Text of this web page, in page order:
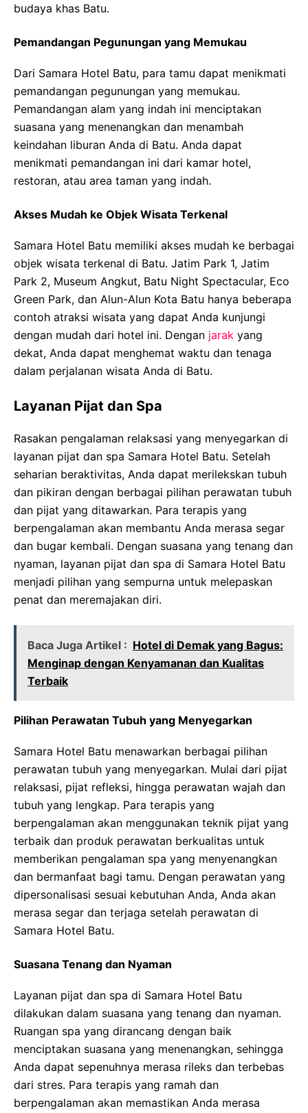
budaya khas Batu.
Pemandangan Pegunungan yang Memukau
Dari Samara Hotel Batu, para tamu dapat menikmati
pemandangan pegunungan yang memukau.
Pemandangan alam yang indah ini menciptakan
suasana yang menenangkan dan menambah
keindahan liburan Anda di Batu. Anda dapat
menikmati pemandangan ini dari kamar hotel,
restoran, atau area taman yang indah.
Akses Mudah ke Objek Wisata Terkenal
Samara Hotel Batu memiliki akses mudah ke berbagai
objek wisata terkenal di Batu. Jatim Park 1, Jatim
Park 2, Museum Angkut, Batu Night Spectacular, Eco
Green Park, dan Alun-Alun Kota Batu hanya beberapa
contoh atraksi wisata yang dapat Anda kunjungi
dengan mudah dari hotel ini. Dengan jarak yang
dekat, Anda dapat menghemat waktu dan tenaga
dalam perjalanan wisata Anda di Batu.
Layanan Pijat dan Spa
Rasakan pengalaman relaksasi yang menyegarkan di
layanan pijat dan spa Samara Hotel Batu. Setelah
seharian beraktivitas, Anda dapat merilekskan tubuh
dan pikiran dengan berbagai pilihan perawatan tubuh
dan pijat yang ditawarkan. Para terapis yang
berpengalaman akan membantu Anda merasa segar
dan bugar kembali. Dengan suasana yang tenang dan
nyaman, layanan pijat dan spa di Samara Hotel Batu
menjadi pilihan yang sempurna untuk melepaskan
penat dan meremajakan diri.
Baca Juga Artikel : Hotel di Demak yang Bagus:
Menginap dengan Kenyamanan dan Kualitas
Terbaik
Pilihan Perawatan Tubuh yang Menyegarkan
Samara Hotel Batu menawarkan berbagai pilihan
perawatan tubuh yang menyegarkan. Mulai dari pijat
relaksasi, pijat refleksi, hingga perawatan wajah dan
tubuh yang lengkap. Para terapis yang
berpengalaman akan menggunakan teknik pijat yang
terbaik dan produk perawatan berkualitas untuk
memberikan pengalaman spa yang menyenangkan
dan bermanfaat bagi tamu. Dengan perawatan yang
dipersonalisasi sesuai kebutuhan Anda, Anda akan
merasa segar dan terjaga setelah perawatan di
Samara Hotel Batu.
Suasana Tenang dan Nyaman
Layanan pijat dan spa di Samara Hotel Batu
dilakukan dalam suasana yang tenang dan nyaman.
Ruangan spa yang dirancang dengan baik
menciptakan suasana yang menenangkan, sehingga
Anda dapat sepenuhnya merasa rileks dan terbebas
dari stres. Para terapis yang ramah dan
berpengalaman akan memastikan Anda merasa